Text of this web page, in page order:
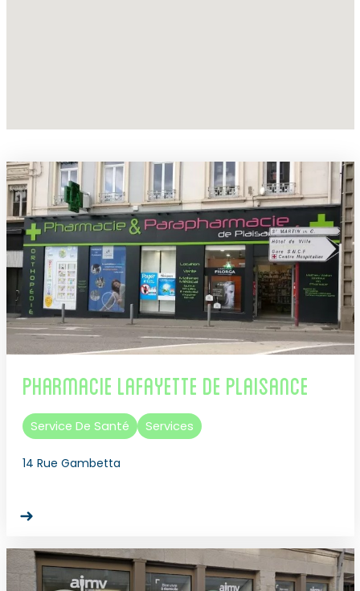
Pharmacie Lafayette de Plaisance
Service De Santé Services
14 Rue Gambetta